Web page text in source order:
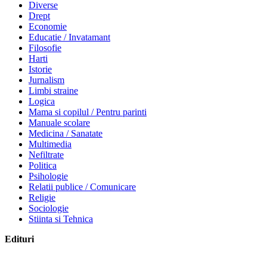
Diverse
Drept
Economie
Educatie / Invatamant
Filosofie
Harti
Istorie
Jurnalism
Limbi straine
Logica
Mama si copilul / Pentru parinti
Manuale scolare
Medicina / Sanatate
Multimedia
Nefiltrate
Politica
Psihologie
Relatii publice / Comunicare
Religie
Sociologie
Stiinta si Tehnica
Edituri